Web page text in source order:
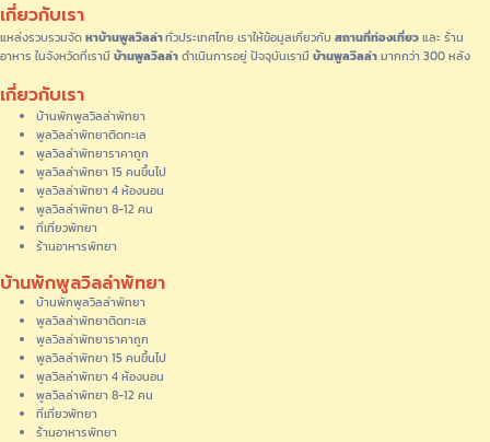
เกี่ยวกับเรา
แหล่งรวบรวมจัดหาบ้านพูลวิลล่าทั่วประเทศไทย เราให้ข้อมูลเกี่ยวกับ สถานที่ท่องเที่ยวและ ร้าน
อาหาร ในจังหวัดที่เรามีบ้านพูลวิลล่าดำเนินการอยู่ ปัจจุบันเรามีบ้านพูลวิลล่ามากกว่า 300 หลัง
เกี่ยวกับเรา
บ้านพักพูลวิลล่าพัทยา
พูลวิลล่าพัทยาติดทะเล
พูลวิลล่าพัทยาราคาถูก
พูลวิลล่าพัทยา 15 คนขึ้นไป
พูลวิลล่าพัทยา 4 ห้องนอน
พูลวิลล่าพัทยา 8-12 คน
ที่เที่ยวพัทยา
ร้านอาหารพัทยา
บ้านพักพูลวิลล่าพัทยา
บ้านพักพูลวิลล่าพัทยา
พูลวิลล่าพัทยาติดทะเล
พูลวิลล่าพัทยาราคาถูก
พูลวิลล่าพัทยา 15 คนขึ้นไป
พูลวิลล่าพัทยา 4 ห้องนอน
พูลวิลล่าพัทยา 8-12 คน
ที่เที่ยวพัทยา
ร้านอาหารพัทยา